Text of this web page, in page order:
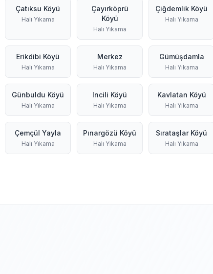
Çatıksu Köyü
Halı Yıkama
Çayırköprü
Köyü
Halı Yıkama
Çiğdemlik Köyü
Halı Yıkama
Erikdibi Köyü
Halı Yıkama
Merkez
Halı Yıkama
Gümüşdamla
Halı Yıkama
Günbuldu Köyü
Halı Yıkama
Incili Köyü
Halı Yıkama
Kavlatan Köyü
Halı Yıkama
Çemçül Yayla
Halı Yıkama
Pınargözü Köyü
Halı Yıkama
Sırataşlar Köyü
Halı Yıkama